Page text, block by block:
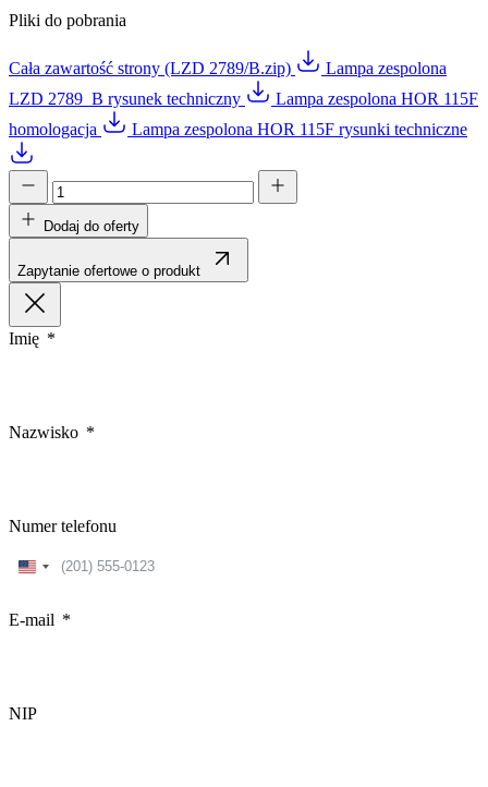
Pliki do pobrania
Cała zawartość strony (LZD 2789/B.zip)
Lampa zespolona
LZD 2789_B rysunek techniczny
Lampa zespolona HOR 115F
homologacja
Lampa zespolona HOR 115F rysunki techniczne
Dodaj do oferty
Zapytanie ofertowe o produkt
Imię
Nazwisko
Numer telefonu
United
E-mail
NIP